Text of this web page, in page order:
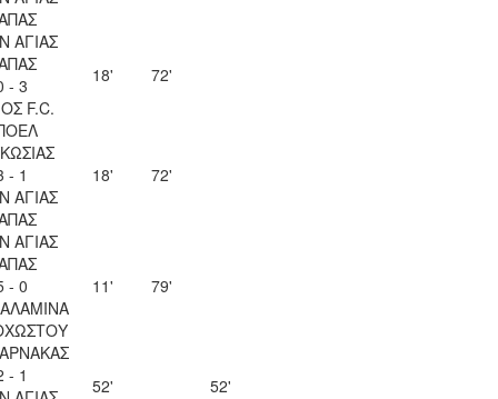
ΑΓΙΑΣ
- 3
F.C.
18' 72'
- 1
ΑΓΙΑΣ
18' 72'
ΑΓΙΑΣ
- 0
11' 79'
- 1
52' 52'